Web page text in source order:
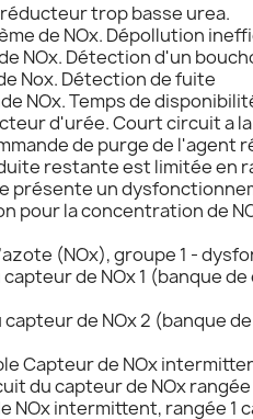
trop basse urea.
de NOx. Dépollution
NOx. Détection d'un
Nox. Détection de fuite
NOx. Temps de
d'urée. Court circuit a
de purge de l'agent
restante est limitée
présente un
pour la concentration de
(NOx), groupe 1 -
capteur de NOx 1 (banque
de NOx 2 (banque
Capteur de NOx
du capteur de NOx
NOx intermittent, rangée 1